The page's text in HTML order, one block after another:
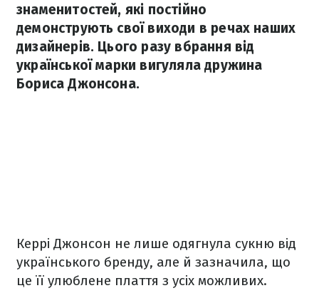
знаменитостей, які постійно
демонструють свої виходи в речах наших
дизайнерів. Цього разу вбрання від
української марки вигуляла дружина
Бориса Джонсона.
Керрі Джонсон не лише одягнула сукню від
українського бренду, але й зазначила, що
це її улюблене плаття з усіх можливих.